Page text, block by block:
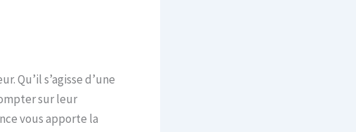
Qu’il s’agisse d’une
sur leur
vous apporte la